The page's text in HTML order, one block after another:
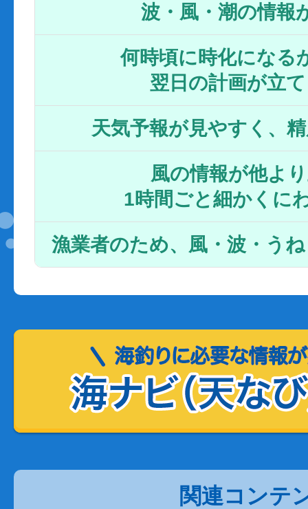
波・風・潮の情報
何時頃に時化になる
翌日の計画が立
天気予報が見やすく、
風の情報が他よ
1時間ごと細かくに
漁業者のため、風・波・う
関連コンテ